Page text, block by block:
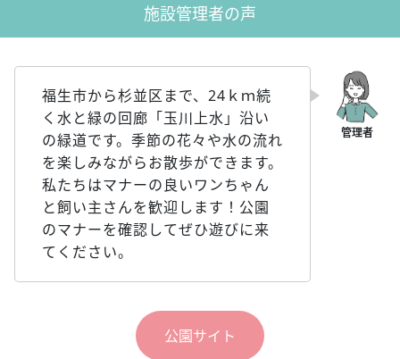
施設管理者の声
福生市から杉並区まで、24ｋｍ続
く水と緑の回廊「玉川上水」沿い
の緑道です。季節の花々や水の流れ
を楽しみながらお散歩ができます。
私たちはマナーの良いワンちゃん
と飼い主さんを歓迎します！公園
のマナーを確認してぜひ遊びに来
てください。
公園サイト